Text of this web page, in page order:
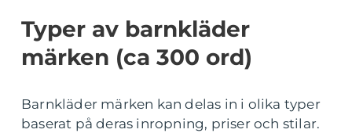
Typer av barnkläder
märken (ca 300 ord)
Barnkläder märken kan delas in i olika typer
baserat på deras inropning, priser och stilar.